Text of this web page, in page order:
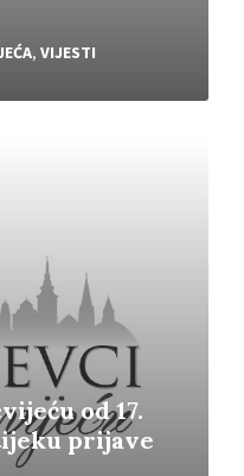
, VIJESTI
od 17.
prijave